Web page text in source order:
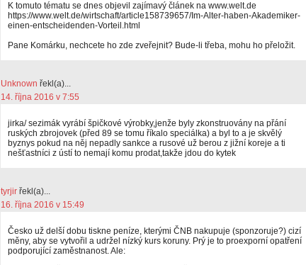
K tomuto tématu se dnes objevil zajímavý článek na www.welt.de
https://www.welt.de/wirtschaft/article158739657/Im-Alter-haben-Akademiker-
einen-entscheidenden-Vorteil.html
Pane Komárku, nechcete ho zde zveřejnit? Bude-li třeba, mohu ho přeložit.
Unknown řekl(a)...
14. října 2016 v 7:55
jirka/ sezimák vyrábí špičkové výrobky,jenže byly zkonstruovány na přání
ruských zbrojovek (před 89 se tomu říkalo speciálka) a byl to a je skvělý
byznys pokud na něj nepadly sankce a rusové už berou z jižní koreje a ti
nešťastníci z ústí to nemají komu prodat,takže jdou do kytek
tyrjir řekl(a)...
16. října 2016 v 15:49
Česko už delší dobu tiskne peníze, kterými ČNB nakupuje (sponzoruje?) cizí
měny, aby se vytvořil a udržel nízký kurs koruny. Prý je to proexporní opatření
podporující zaměstnanost. Ale: